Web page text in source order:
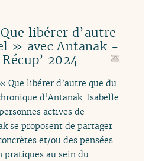
libérer d’autre
» avec Antanak -
2024
Que libérer d’autre que du
d’Antanak. Isabelle
actives de
se proposent de partager
et/ou des pensées
pratiques au sein du